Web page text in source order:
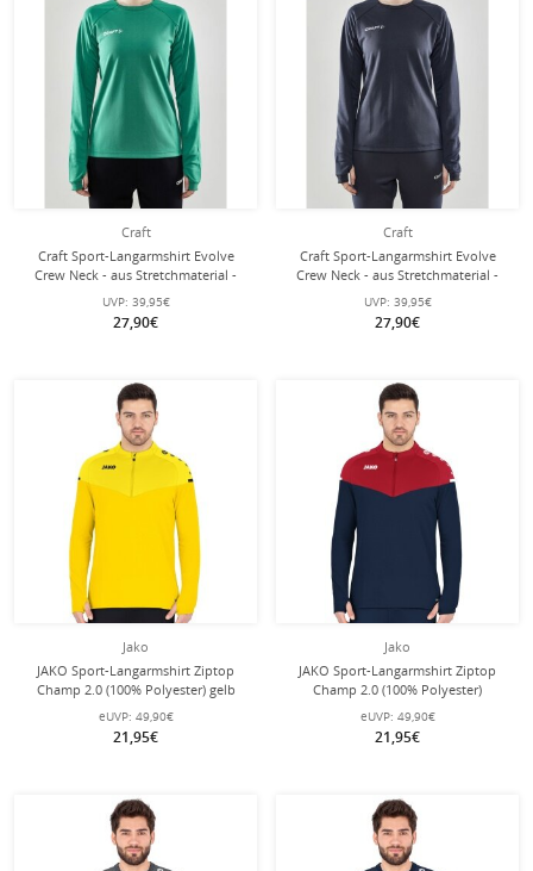
Craft
Craft Sport-Langarmshirt Evolve
Crew Neck - aus Stretchmaterial -
grün Damen
UVP: 39,95€
27,90€
Craft
Craft Sport-Langarmshirt Evolve
Crew Neck - aus Stretchmaterial -
dunkelgrau Damen
UVP: 39,95€
27,90€
Jako
JAKO Sport-Langarmshirt Ziptop
Champ 2.0 (100% Polyester) gelb
Herren
eUVP: 49,90€
21,95€
Jako
JAKO Sport-Langarmshirt Ziptop
Champ 2.0 (100% Polyester)
marineblau/rot Herren
eUVP: 49,90€
21,95€